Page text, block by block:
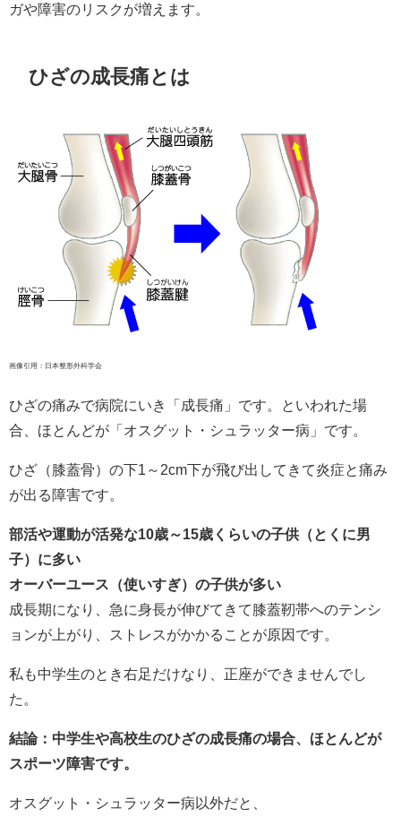
ガや障害のリスクが増えます。
ひざの成長痛とは
画像引用：日本整形外科学会
ひざの痛みで病院にいき「成長痛」です。といわれた場
合、ほとんどが「オスグット・シュラッター病」です。
ひざ（膝蓋骨）の下1～2cm下が飛び出してきて炎症と痛み
が出る障害です。
部活や運動が活発な10歳～15歳くらいの子供（とくに男
子）に多い
オーバーユース（使いすぎ）の子供が多い
成長期になり、急に身長が伸びてきて膝蓋靭帯へのテンシ
ョンが上がり、ストレスがかかることが原因です。
私も中学生のとき右足だけなり、正座ができませんでし
た。
結論：中学生や高校生のひざの成長痛の場合、ほとんどが
スポーツ障害です。
オスグット・シュラッター病以外だと、